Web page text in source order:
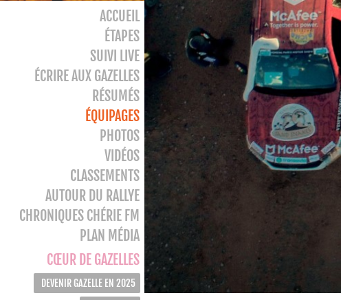
ACCUEIL
ÉTAPES
SUIVI LIVE
ÉCRIRE AUX GAZELLES
RÉSUMÉS
ÉQUIPAGES
PHOTOS
VIDÉOS
CLASSEMENTS
AUTOUR DU RALLYE
CHRONIQUES CHÉRIE FM
PLAN MÉDIA
CŒUR DE GAZELLES
DEVENIR GAZELLE EN 2025